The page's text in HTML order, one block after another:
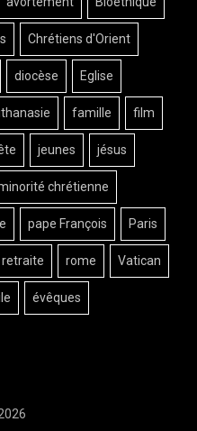
Chrétiens d'Orient
diocèse Eglise
famille film
jeunes jésus
chrétienne
pape François Paris
retraite rome Vatican
évêques